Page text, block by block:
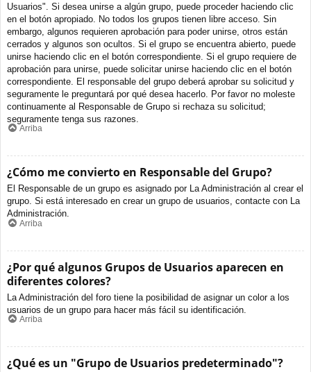
Usuarios". Si desea unirse a algún grupo, puede proceder haciendo clic
en el botón apropiado. No todos los grupos tienen libre acceso. Sin
embargo, algunos requieren aprobación para poder unirse, otros están
cerrados y algunos son ocultos. Si el grupo se encuentra abierto, puede
unirse haciendo clic en el botón correspondiente. Si el grupo requiere de
aprobación para unirse, puede solicitar unirse haciendo clic en el botón
correspondiente. El responsable del grupo deberá aprobar su solicitud y
seguramente le preguntará por qué desea hacerlo. Por favor no moleste
continuamente al Responsable de Grupo si rechaza su solicitud;
seguramente tenga sus razones.
Arriba
¿Cómo me convierto en Responsable del Grupo?
El Responsable de un grupo es asignado por La Administración al crear el
grupo. Si está interesado en crear un grupo de usuarios, contacte con La
Administración.
Arriba
¿Por qué algunos Grupos de Usuarios aparecen en
diferentes colores?
La Administración del foro tiene la posibilidad de asignar un color a los
usuarios de un grupo para hacer más fácil su identificación.
Arriba
¿Qué es un "Grupo de Usuarios predeterminado"?